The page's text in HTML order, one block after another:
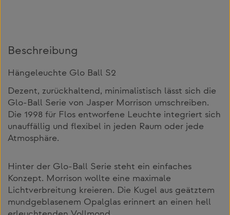
Beschreibung
Hängeleuchte Glo Ball S2
Dezent, zurückhaltend, minimalistisch lässt sich die
Glo-Ball Serie von Jasper Morrison umschreiben.
Die 1998 für Flos entworfene Leuchte integriert sich
unauffällig und flexibel in jeden Raum oder jede
Atmosphäre.
Hinter der Glo-Ball Serie steht ein einfaches
Konzept. Morrison wollte eine maximale
Lichtverbreitung kreieren. Die Kugel aus geätztem
mundgeblasenem Opalglas erinnert an einen hell